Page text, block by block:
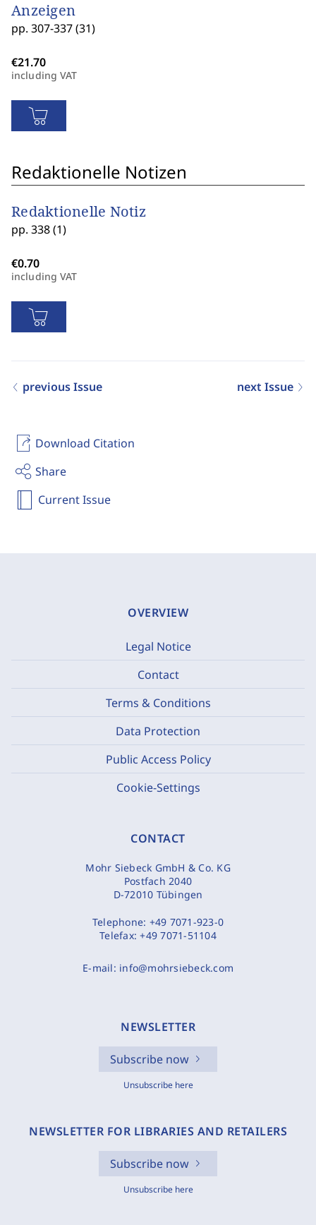
Download Citation
Share
Current Issue
Anzeigen
pp. 307-337 (31)
including VAT
Redaktionelle Notizen
Redaktionelle Notiz
pp. 338 (1)
including VAT
previous Issue next Issue
OVERVIEW
Legal Notice
Contact
Terms & Conditions
Data Protection
Public Access Policy
Cookie-Settings
CONTACT
Mohr Siebeck GmbH & Co. KG
Postfach 2040
D-72010 Tübingen
Telephone: +49 7071-923-0
Telefax:+49 7071-51104
E-mail: info@mohrsiebeck.com
NEWSLETTER
Subscribe now
Unsubscribe here
NEWSLETTER FOR LIBRARIES AND RETAILERS
Subscribe now
Unsubscribe here